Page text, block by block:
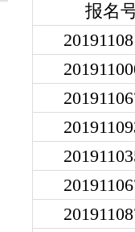
报名